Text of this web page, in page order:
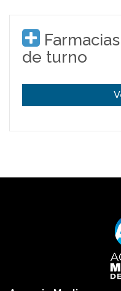
Farmacias
de turno